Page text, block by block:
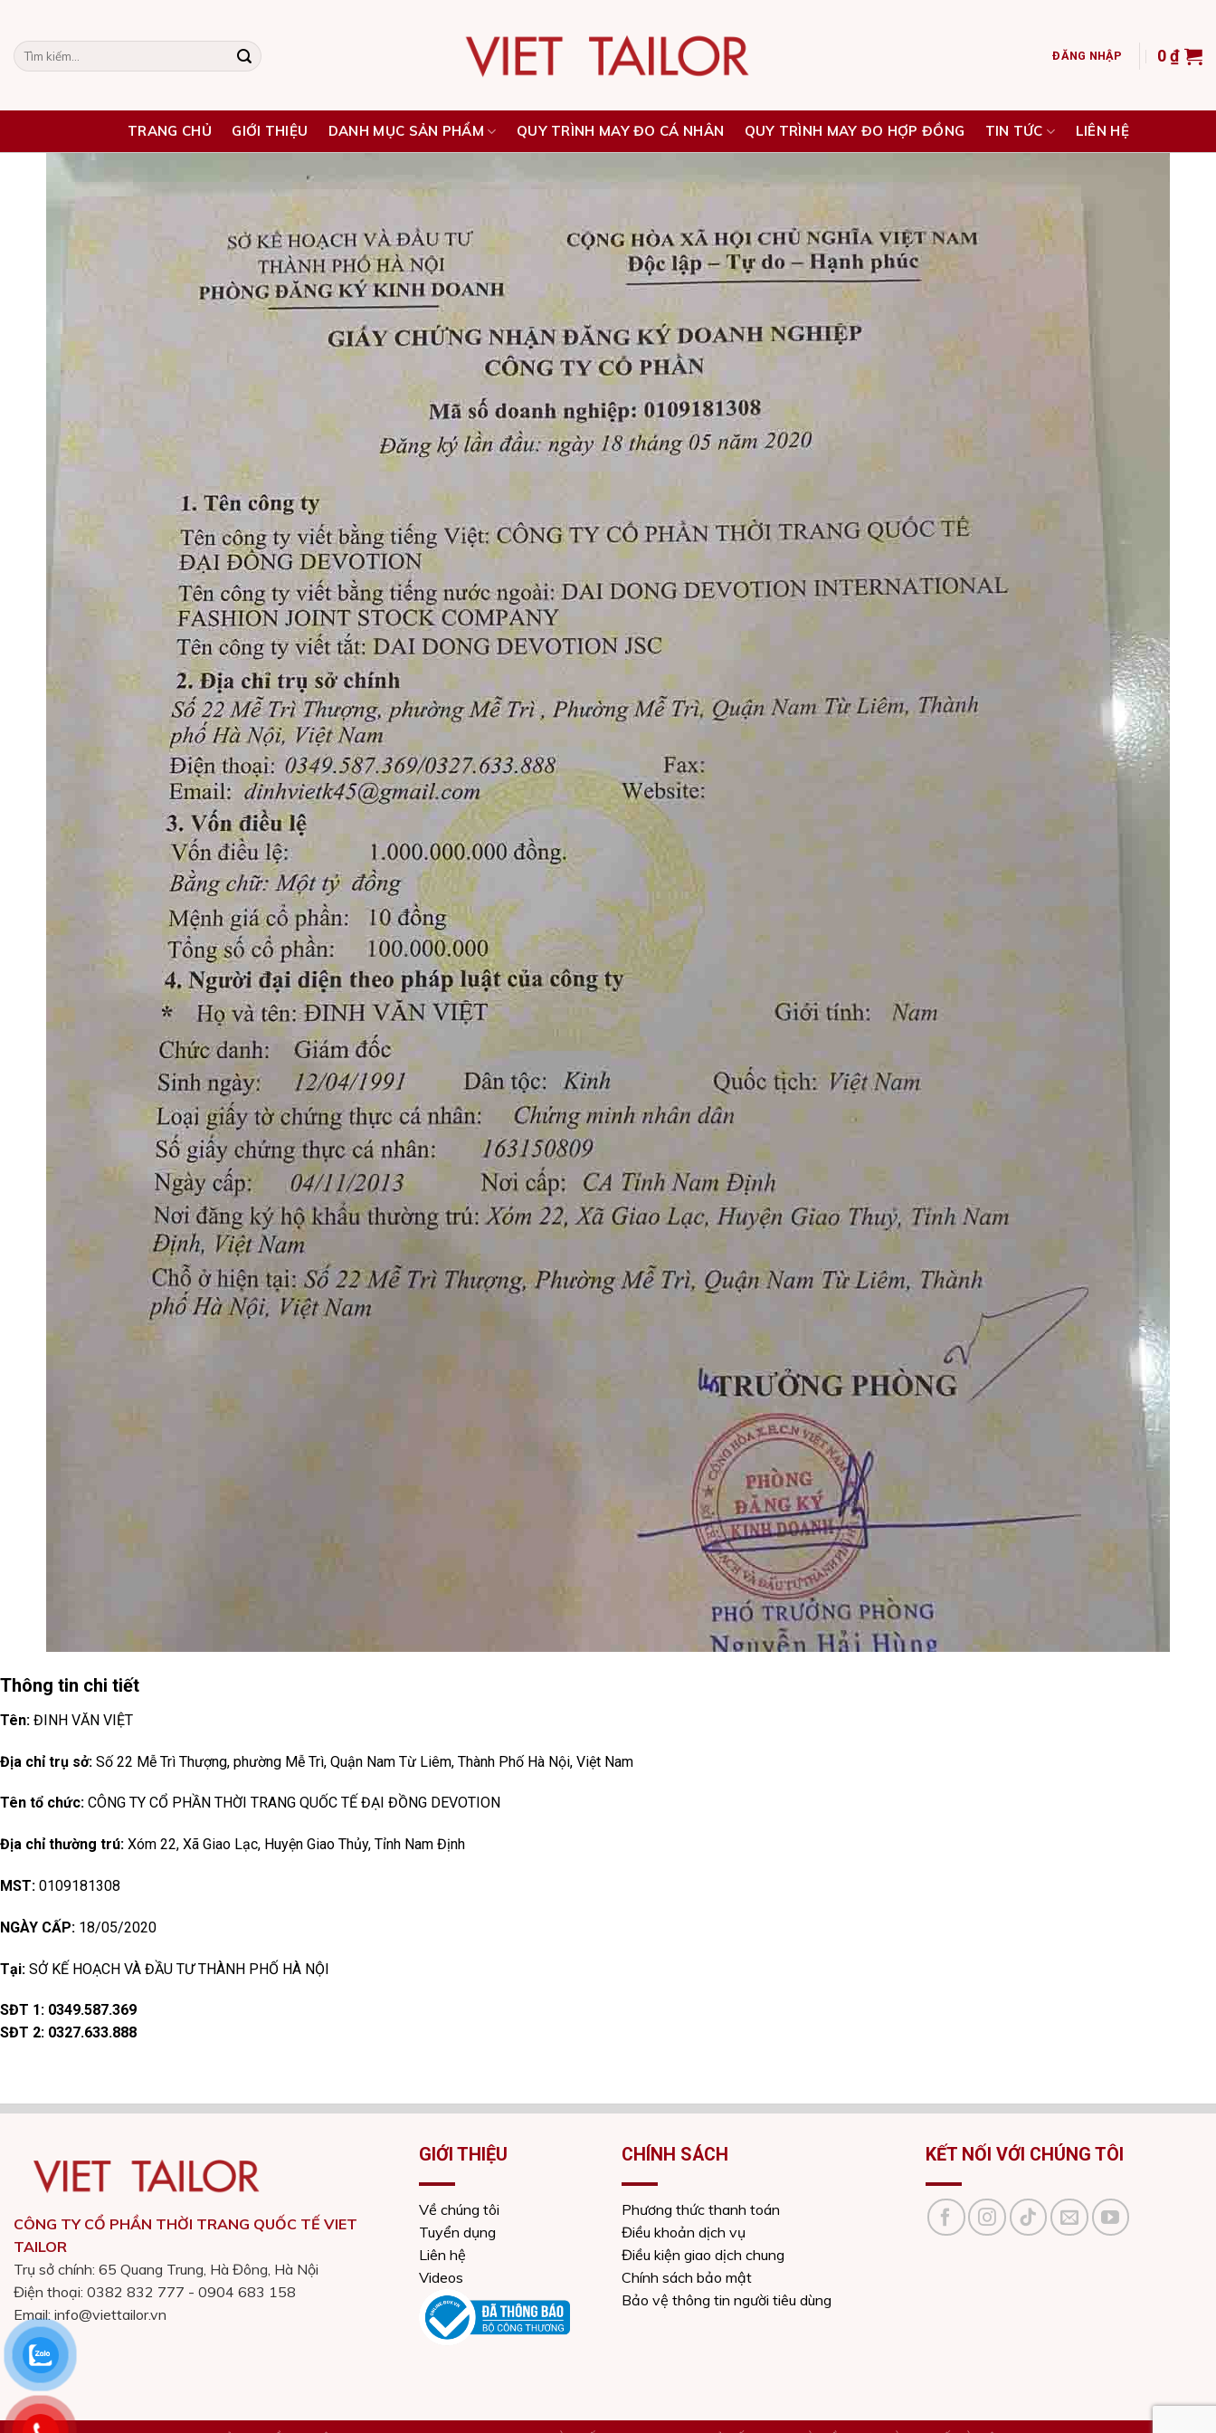
content
Tìm
kiếm:
ĐĂNG NHẬP 0₫
TRANG CHỦ GIỚI THIỆU DANH MỤC SẢN PHẨM QUY TRÌNH MAY ĐO CÁ NHÂN QUY TRÌNH MAY ĐO HỢP ĐỒNG TIN TỨC LIÊN HỆ
Thông tin chi tiết
Tên: ĐINH VĂN VIỆT
Địa chỉ trụ sở: Số 22 Mễ Trì Thượng, phường Mễ Trì, Quận Nam Từ Liêm, Thành Phố Hà Nội, Việt Nam
Tên tổ chức: CÔNG TY CỔ PHẦN THỜI TRANG QUỐC TẾ ĐẠI ĐỒNG DEVOTION
Địa chỉ thường trú: Xóm 22, Xã Giao Lạc, Huyện Giao Thủy, Tỉnh Nam Định
MST: 0109181308
NGÀY CẤP: 18/05/2020
Tại: SỞ KẾ HOẠCH VÀ ĐẦU TƯ THÀNH PHỐ HÀ NỘI
SĐT 1: 0349.587.369
SĐT 2: 0327.633.888
CÔNG TY CỔ PHẦN THỜI TRANG QUỐC TẾ VIET
TAILOR
Trụ sở chính: 65 Quang Trung, Hà Đông, Hà Nội
Điện thoại: 0382 832 777 - 0904 683 158
Email: info@viettailor.vn
GIỚI THIỆU
Về chúng tôi
Tuyển dụng
Liên hệ
Videos
CHÍNH SÁCH
Phương thức thanh toán
Điều khoản dịch vụ
Điều kiện giao dịch chung
Chính sách bảo mật
Bảo vệ thông tin người tiêu dùng
KẾT NỐI VỚI CHÚNG TÔI